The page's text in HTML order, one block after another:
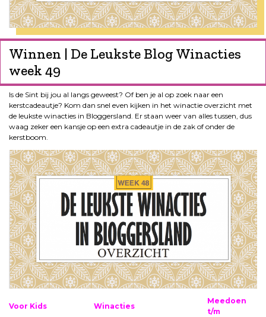
Winnen | De Leukste Blog Winacties
week 49
Is de Sint bij jou al langs geweest? Of ben je al op zoek naar een
kerstcadeautje? Kom dan snel even kijken in het winactie overzicht met
de leukste winacties in Bloggersland. Er staan weer van alles tussen, dus
waag zeker een kansje op een extra cadeautje in de zak of onder de
kerstboom.
Voor Kids Winacties
Meedoen
t/m